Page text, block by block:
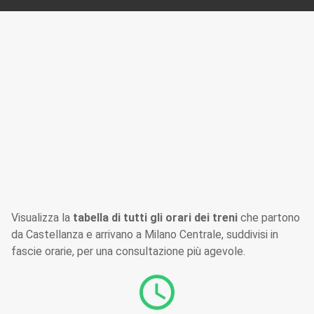
Visualizza la tabella di tutti gli orari dei treni che partono
da Castellanza e arrivano a Milano Centrale, suddivisi in
fascie orarie, per una consultazione più agevole.
schedule